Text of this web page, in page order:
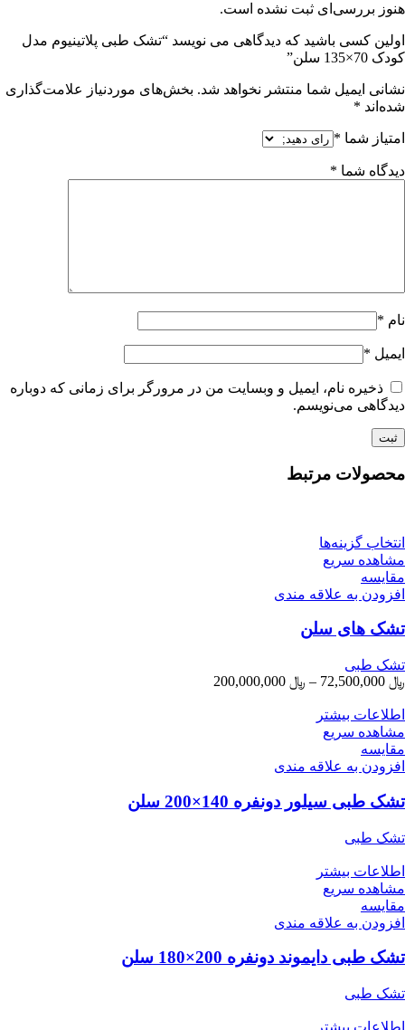
هنوز بررسی‌ای ثبت نشده است.
اولین کسی باشید که دیدگاهی می نویسد “تشک طبی پلاتینیوم مدل
کودک 70×135 سلن”
نشانی ایمیل شما منتشر نخواهد شد. بخش‌های موردنیاز علامت‌گذاری
شده‌اند *
امتیاز شما *
دیدگاه شما *
نام *
ایمیل *
ذخیره نام، ایمیل و وبسایت من در مرورگر برای زمانی که دوباره
دیدگاهی می‌نویسم.
محصولات مرتبط
انتخاب گزینه‌ها
مشاهده سریع
مقایسه
افزودن به علاقه مندی
تشک های سلن
تشک طبی
﷼
– ﷼
اطلاعات بیشتر
مشاهده سریع
مقایسه
افزودن به علاقه مندی
تشک طبی سیلور دو‌نفره 140×200 سلن
تشک طبی
اطلاعات بیشتر
مشاهده سریع
مقایسه
افزودن به علاقه مندی
تشک طبی دایموند دونفره 200×180 سلن
تشک طبی
اطلاعات بیشتر